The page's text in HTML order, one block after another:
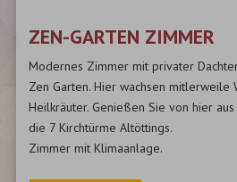
ZEN-GARTEN ZIMMER
Modernes Zimmer mit privater
Zen Garten. Hier wachsen mitlerweile
Heilkräuter. Genießen Sie von hier
die 7 Kirchtürme Altöttings.
Zimmer mit Klimaanlage.